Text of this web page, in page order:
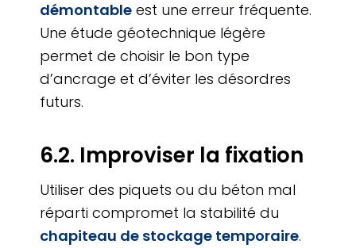
démontable est une erreur fréquente.
Une étude géotechnique légère
permet de choisir le bon type
d’ancrage et d’éviter les désordres
futurs.
6.2. Improviser la fixation
Utiliser des piquets ou du béton mal
réparti compromet la stabilité du
chapiteau de stockage temporaire.